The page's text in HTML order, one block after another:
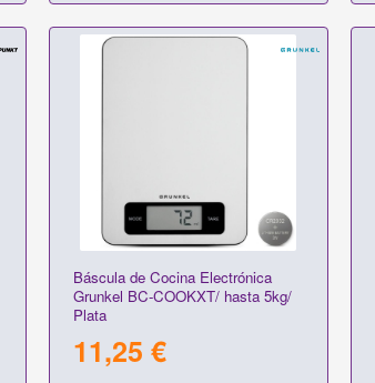
Báscula de Cocina Electrónica
Grunkel BC-COOKXT/ hasta 5kg/
Plata
11,25 €